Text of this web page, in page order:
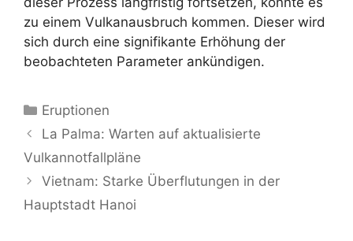
zu einem Vulkanausbruch kommen. Dieser wird
sich durch eine signifikante Erhöhung der
beobachteten Parameter ankündigen.
Kategorien
Eruptionen
La Palma: Warten auf aktualisierte
Vulkannotfallpläne
Vietnam: Starke Überflutungen in der
Hauptstadt Hanoi